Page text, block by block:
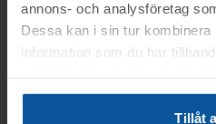
annons- och analysföretag
Dessa kan i sin tur kombinera
information som du har
Tillåt
12:00
aug. kl. 12.00
Betalningen skall vara
tillhandaSENAST
Avhämtning
Hallsberg